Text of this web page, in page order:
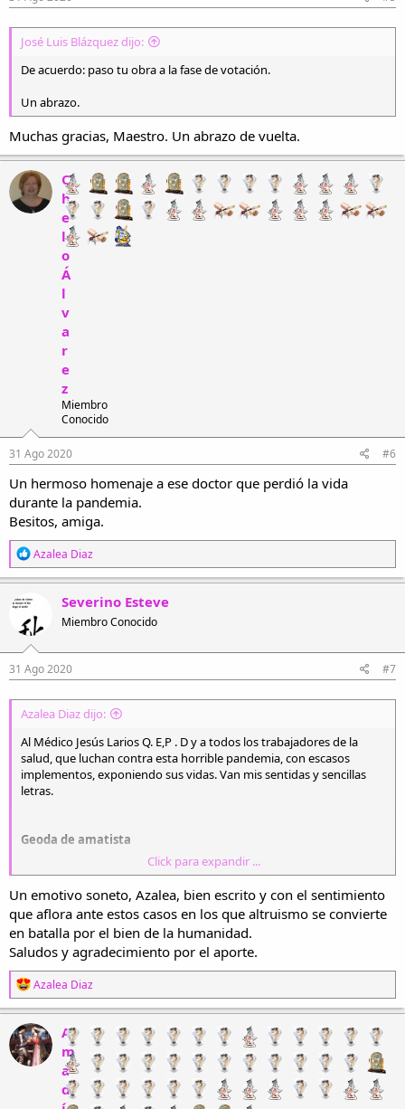
s
:
José Luis Blázquez dijo:
De acuerdo: paso tu obra a la fase de votación.
Un abrazo.
Muchas gracias, Maestro. Un abrazo de vuelta.
C
h
e
l
o
Á
l
v
a
r
e
z
Miembro
Conocido
31 Ago 2020 #6
Un hermoso homenaje a ese doctor que perdió la vida
durante la pandemia.
Besitos, amiga.
R
e
a
i
o
n
e
s
:
Azalea Diaz
Severino Esteve
Miembro Conocido
31 Ago 2020 #7
Azalea Diaz dijo:
Al Médico Jesús Larios Q. E,P . D y a todos los trabajadores de la
salud, que luchan contra esta horrible pandemia, con escasos
implementos, exponiendo sus vidas. Van mis sentidas y sencillas
letras.
Geoda de amatista
No brilla más la luz de un internista.
Me duele esta partida deshilada.
Mi alma está cansada, aún no lista.
No puedo más. Me siento mutilada.
Él, geoda del cuarzo de amatista
del pliegue de una peña desbocada,
de una cascada seca era la arista,
gran gema de su cumbre resguardada.
Luchó contra las garras del gobierno
este anillo de sol de la cantera,
en prenda dio su vida en este averno
Click para expandir ...
Un emotivo soneto, Azalea, bien escrito y con el sentimiento
que aflora ante estos casos en los que altruismo se convierte
en batalla por el bien de la humanidad.
Saludos y agradecimiento por el aporte.
R
e
a
c
c
i
o
Azalea Diaz
A
m
a
d